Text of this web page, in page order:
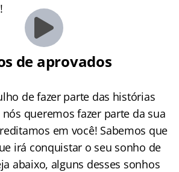
de aprovados
de fazer parte das histórias
queremos fazer parte da sua
em você! Sabemos que
irá conquistar o seu sonho de
abaixo, alguns desses sonhos